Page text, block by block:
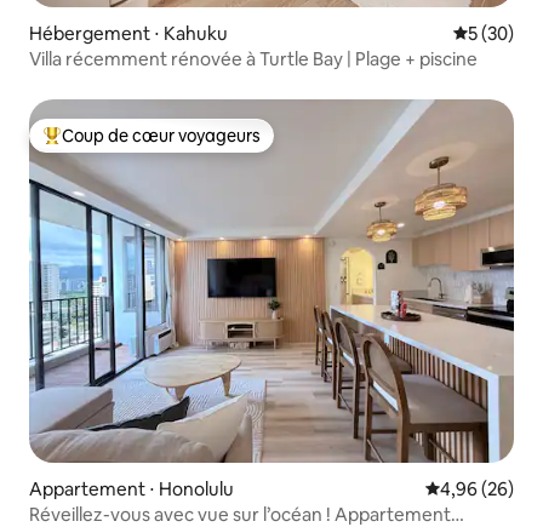
Hébergement ⋅ Kahuku
5 (30)
Villa récemment rénovée à Turtle Bay | Plage + piscine
Coups de cœur voyageurs les plus appréciés
Coup de cœur voyageurs
Appartement ⋅ Honolulu Évaluation
4,96 (26)
Réveillez-vous avec vue sur l’océan ! Appartement